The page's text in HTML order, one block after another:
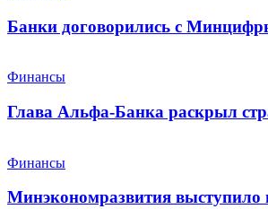
Банки договорились с
Финансы
Глава Альфа-Банка раскрыл
Финансы
Минэкономразвития выступило